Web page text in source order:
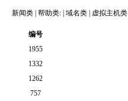
新闻类 帮助类: 域名类 虚拟主机类
编号
1955
1332
1262
757